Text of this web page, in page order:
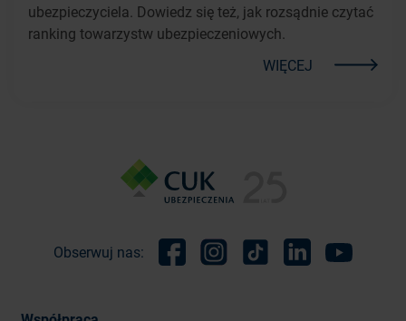
ubezpieczyciela. Dowiedz się też, jak rozsądnie czytać
ranking towarzystw ubezpieczeniowych.
WIĘCEJ
Obserwuj nas: